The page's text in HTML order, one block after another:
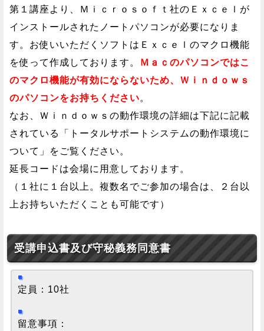
第１講座より、Ｍｉｃｒｏｓｏｆｔ社のＥｘｃｅｌが
インストールされたノートパソコンが必要になりま
す。お使いいただくソフトはＥｘｃｅｌのマクロ機能
を使って作成しております。
Ｍａｃのパソコンではこ
のマクロ機能が有効にならないため、Ｗｉｎｄｏｗｓ
のパソコンをお持ちください。
なお、Ｗｉｎｄｏｗｓの動作環境の詳細は下記に記載
されている「トータルサポートシステムの動作環境に
ついて」をご覧ください。
延長コードは会場に用意しております。
（１社に１台以上。複数名でご参加の場合は、２台以
上お持ちいただくことも可能です）
受講申込書及び守秘義務同意書
定員：10社
留意事項：